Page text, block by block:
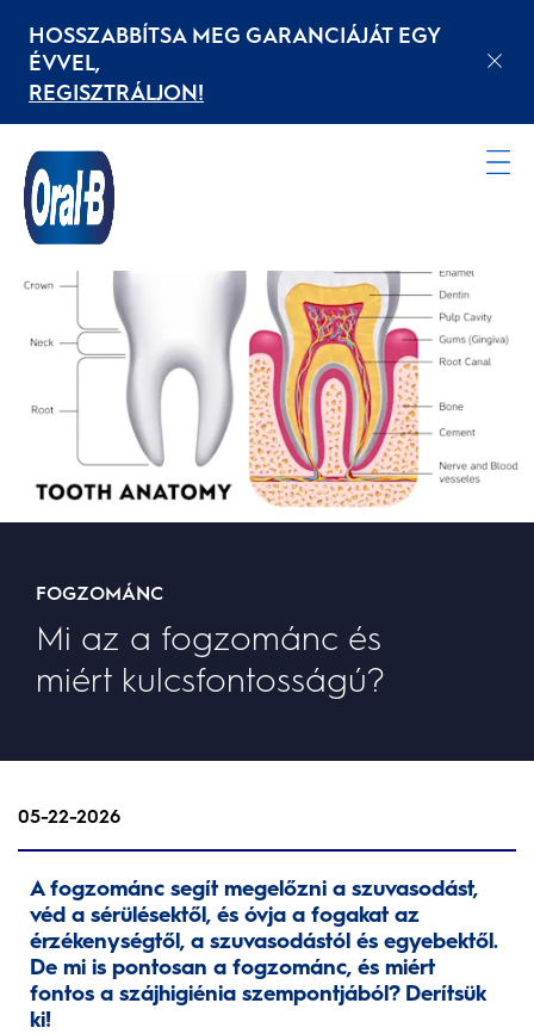
HOSSZABBÍTSA MEG GARANCIÁJÁT EGY
ÉVVEL,
REGISZTRÁLJON!
FOGZOMÁNC
Mi az a fogzománc és
miért kulcsfontosságú?
05-22-2026
A fogzománc segít megelőzni a szuvasodást,
véd a sérülésektől, és óvja a fogakat az
érzékenységtől, a szuvasodástól és egyebektől.
De mi is pontosan a fogzománc, és miért
fontos a szájhigiénia szempontjából? Derítsük
ki!